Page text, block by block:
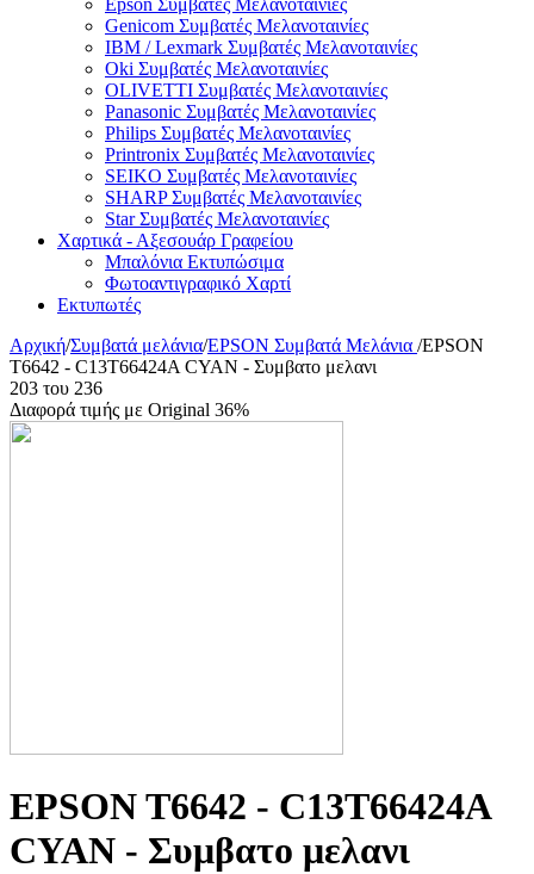
Epson Συμβατές Μελανοταινίες
Genicom Συμβατές Μελανοταινίες
IBM / Lexmark Συμβατές Μελανοταινίες
Oki Συμβατές Μελανοταινίες
OLIVETTI Συμβατές Μελανοταινίες
Panasonic Συμβατές Μελανοταινίες
Philips Συμβατές Μελανοταινίες
Printronix Συμβατές Μελανοταινίες
SEIKO Συμβατές Μελανοταινίες
SHARP Συμβατές Μελανοταινίες
Star Συμβατές Μελανοταινίες
Χαρτικά - Αξεσουάρ Γραφείου
Μπαλόνια Εκτυπώσιμα
Φωτοαντιγραφικό Χαρτί
Εκτυπωτές
Αρχική/Συμβατά μελάνια/EPSON Συμβατά Μελάνια /EPSON
T6642 - C13T66424A CYAN - Συμβατο μελανι
203 του 236
Διαφορά τιμής με Original 36%
EPSON T6642 - C13T66424A
CYAN - Συμβατο μελανι